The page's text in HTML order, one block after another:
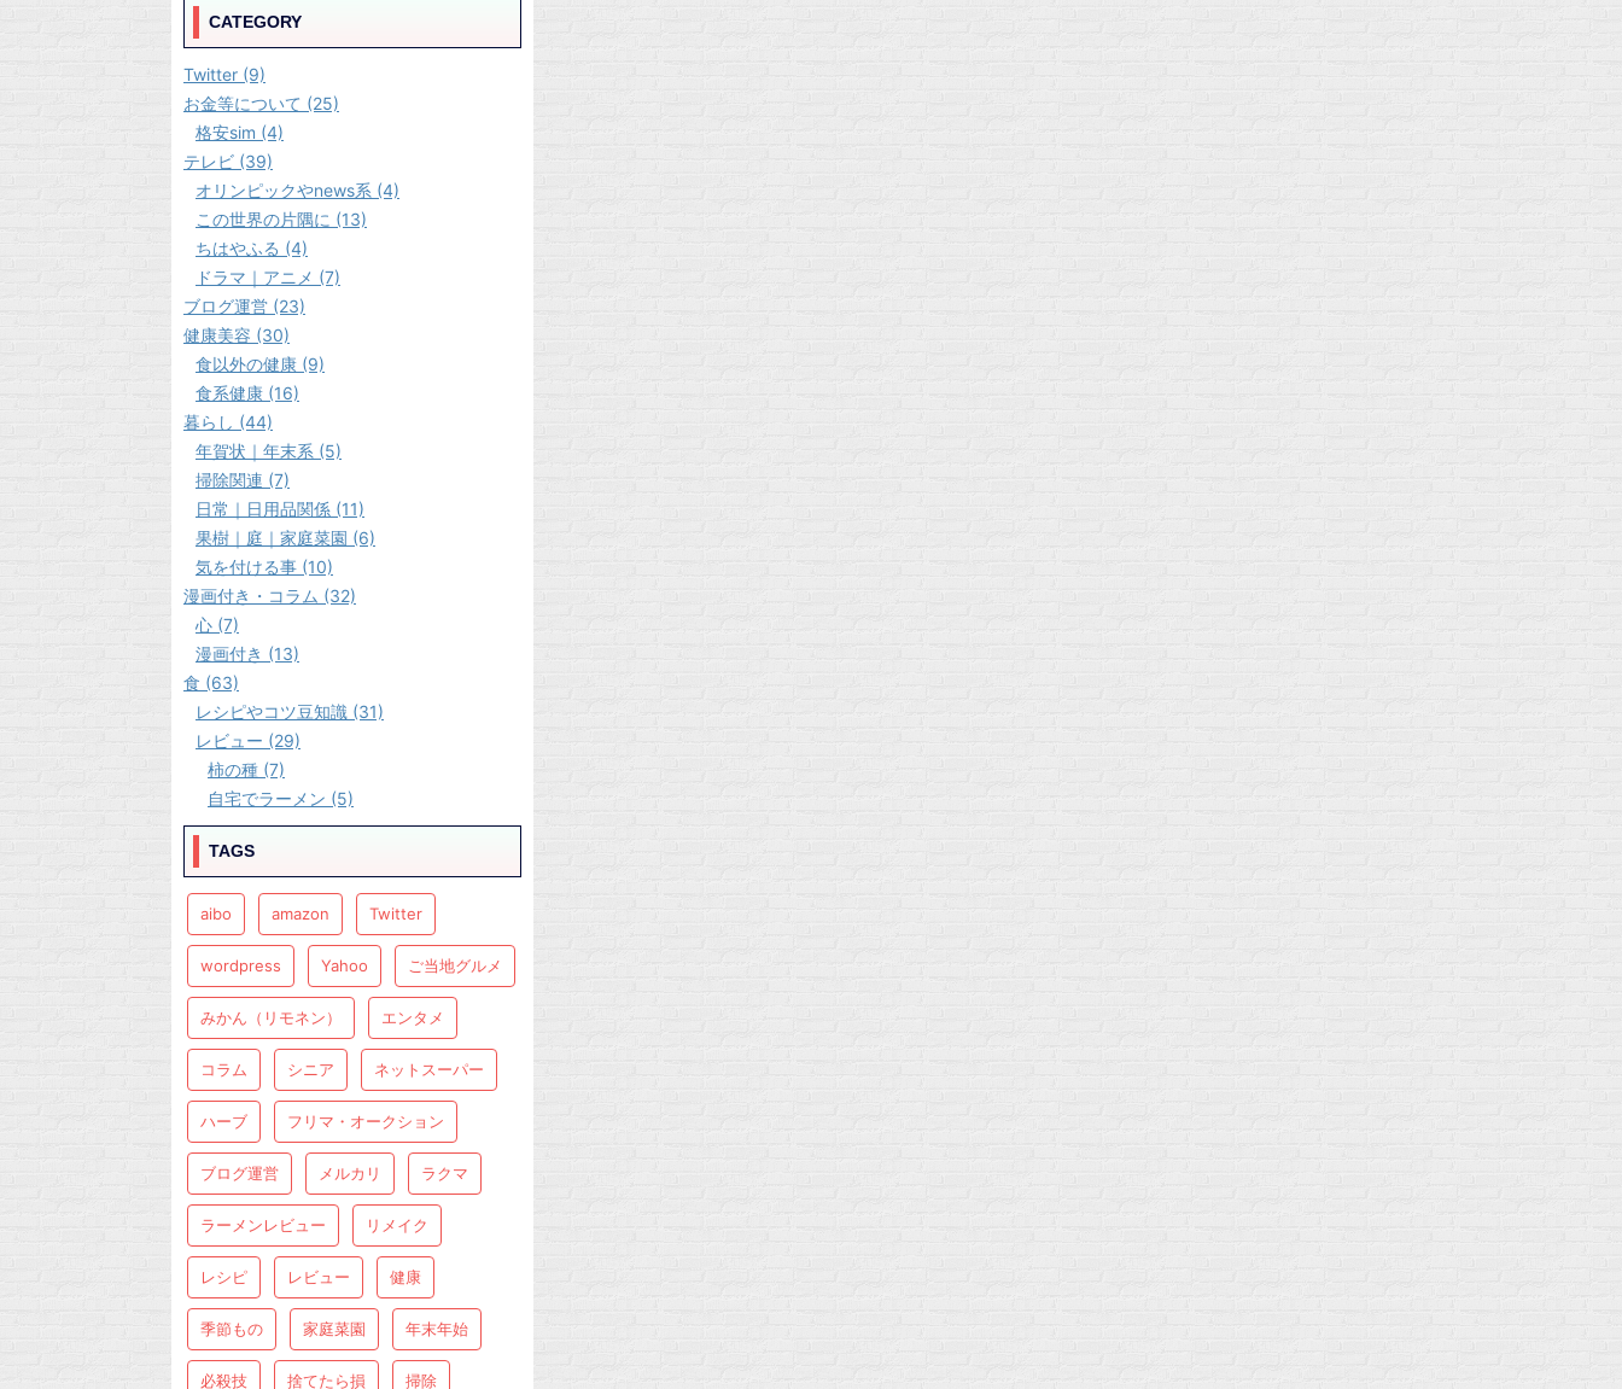
CATEGORY
Twitter (9)
お金等について (25)
格安sim (4)
テレビ (39)
オリンピックやnews系 (4)
この世界の片隅に (13)
ちはやふる (4)
ドラマ｜アニメ (7)
ブログ運営 (23)
健康美容 (30)
食以外の健康 (9)
食系健康 (16)
暮らし (44)
年賀状｜年末系 (5)
掃除関連 (7)
日常｜日用品関係 (11)
果樹｜庭｜家庭菜園 (6)
気を付ける事 (10)
漫画付き・コラム (32)
心 (7)
漫画付き (13)
食 (63)
レシピやコツ豆知識 (31)
レビュー (29)
柿の種 (7)
自宅でラーメン (5)
TAGS
aibo amazon Twitter
wordpress Yahoo ご当地グルメ
みかん（リモネン） エンタメ
コラム シニア ネットスーパー
ハーブ フリマ・オークション
ブログ運営 メルカリ ラクマ
ラーメンレビュー リメイク
レシピ レビュー 健康
季節もの 家庭菜園 年末年始
必殺技 捨てたら損 掃除